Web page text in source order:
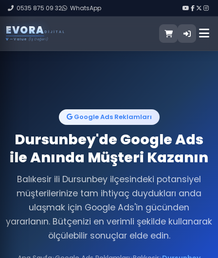
0535 875 09 32 WhatsApp
EVORA DIJITAL
V — Value (İş Değeri)
Google Ads Reklamları
Dursunbey'de Google Ads
ile Anında Müşteri Kazanın
Balıkesir ili Dursunbey ilçesindeki potansiyel
müşterilerinize tam ihtiyaç duydukları anda
ulaşmak için Google Ads'in gücünden
yararlanın. Bütçenizi en verimli şekilde kullanarak
ölçülebilir sonuçlar elde edin.